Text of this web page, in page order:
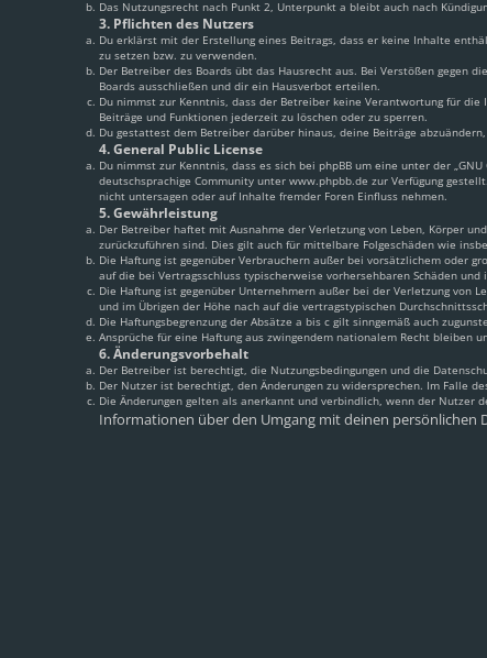
Das Nutzungsrecht nach Punkt 2, Unterpunkt a bleibt auch nach
3. Pflichten des Nutzers
Du erklärst mit der Erstellung eines Beitrags, dass er keine Inhalte
zu setzen bzw. zu verwenden.
Der Betreiber des Boards übt das Hausrecht aus. Bei Verstößen gegen
Boards ausschließen und dir ein Hausverbot erteilen.
Du nimmst zur Kenntnis, dass der Betreiber keine Verantwortung für
Beiträge und Funktionen jederzeit zu löschen oder zu sperren.
Du gestattest dem Betreiber darüber hinaus, deine Beiträge
4. General Public License
Du nimmst zur Kenntnis, dass es sich bei phpBB um eine unter der „GNU
deutschsprachige Community unter www.phpbb.de zur Verfügung
nicht untersagen oder auf Inhalte fremder Foren Einfluss nehmen.
5. Gewährleistung
Der Betreiber haftet mit Ausnahme der Verletzung von Leben, Körper
zurückzuführen sind. Dies gilt auch für mittelbare Folgeschäden wie
Die Haftung ist gegenüber Verbrauchern außer bei vorsätzlichem oder
auf die bei Vertragsschluss typischerweise vorhersehbaren Schäden
Die Haftung ist gegenüber Unternehmern außer bei der Verletzung von
und im Übrigen der Höhe nach auf die vertragstypischen
Die Haftungsbegrenzung der Absätze a bis c gilt sinngemäß auch
Ansprüche für eine Haftung aus zwingendem nationalem Recht bleiben
6. Änderungsvorbehalt
Der Betreiber ist berechtigt, die Nutzungsbedingungen und die
Der Nutzer ist berechtigt, den Änderungen zu widersprechen. Im Falle
Die Änderungen gelten als anerkannt und verbindlich, wenn der Nutzer
Informationen über den Umgang mit deinen persönlichen